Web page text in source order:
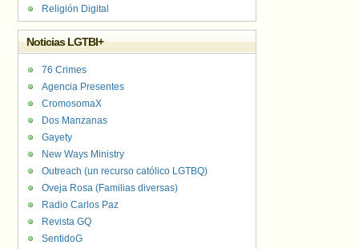
Religión Digital
Noticias LGTBI+
76 Crimes
Agencia Presentes
CromosomaX
Dos Manzanas
Gayety
New Ways Ministry
Outreach (un recurso católico LGTBQ)
Oveja Rosa (Familias diversas)
Radio Carlos Paz
Revista GQ
SentidoG